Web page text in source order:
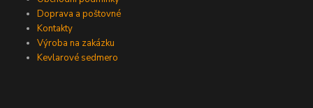
Doprava a poštovné
Kontakty
Výroba na zakázku
Kevlarové sedmero